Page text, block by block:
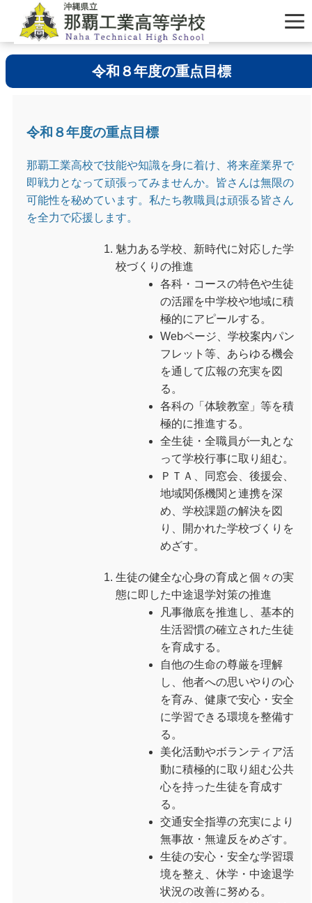
令和８年度の重点目標
令和８年度の重点目標
那覇工業高校で技能や知識を身に着け、将来産業界で
即戦力となって頑張ってみませんか。皆さんは無限の
可能性を秘めています。私たち教職員は頑張る皆さん
を全力で応援します。
魅力ある学校、新時代に対応した学
校づくりの推進
各科・コースの特色や生徒
の活躍を中学校や地域に積
極的にアピールする。
Webページ、学校案内パン
フレット等、あらゆる機会
を通して広報の充実を図
る。
各科の「体験教室」等を積
極的に推進する。
全生徒・全職員が一丸とな
って学校行事に取り組む。
ＰＴＡ、同窓会、後援会、
地域関係機関と連携を深
め、学校課題の解決を図
り、開かれた学校づくりを
めざす。
生徒の健全な心身の育成と個々の実
態に即した中途退学対策の推進
凡事徹底を推進し、基本的
生活習慣の確立された生徒
を育成する。
自他の生命の尊厳を理解
し、他者への思いやりの心
を育み、健康で安心・安全
に学習できる環境を整備す
る。
美化活動やボランティア活
動に積極的に取り組む公共
心を持った生徒を育成す
る。
交通安全指導の充実により
無事故・無違反をめざす。
生徒の安心・安全な学習環
境を整え、休学・中途退学
状況の改善に努める。